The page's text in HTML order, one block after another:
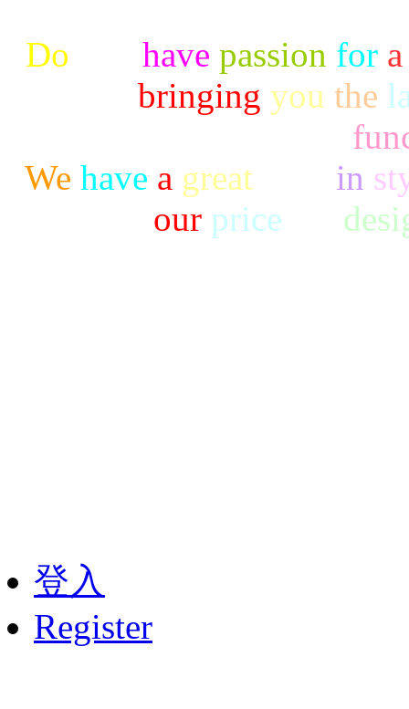
Do have passion for a
bringing you the
We have a great in
our price
登入
Register